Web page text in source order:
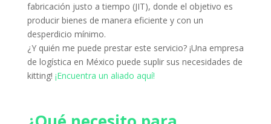
fabricación justo a tiempo (JIT), donde el objetivo es
producir bienes de manera eficiente y con un
desperdicio mínimo.
¿Y quién me puede prestar este servicio? ¡Una empresa
de logística en México puede suplir sus necesidades de
kitting! ¡Encuentra un aliado aquí!